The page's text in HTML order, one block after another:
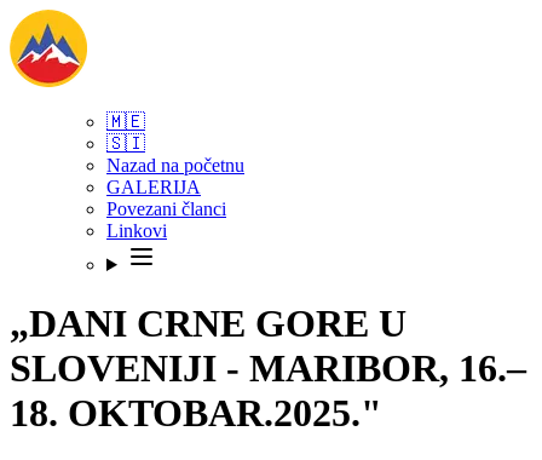
🇲🇪
🇸🇮
Nazad na početnu
GALERIJA
Povezani članci
Linkovi
„DANI CRNE GORE U
SLOVENIJI - MARIBOR, 16.–
18. OKTOBAR.2025."